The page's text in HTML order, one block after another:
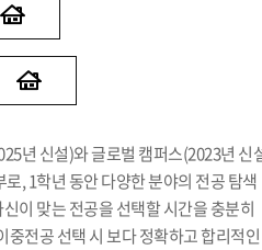
년 신설)와 글로벌 캠퍼스(2023년 신
, 1학년 동안 다양한 분야의 전공 탐색
이 맞는 전공을 선택할 시간을 충분히
중전공 선택 시 보다 정확하고 합리적인